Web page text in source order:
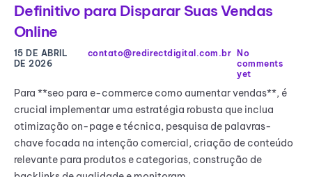
Definitivo para Disparar Suas Vendas
Online
15 DE ABRIL
DE 2026
contato@redirectdigital.com.br No
comments
yet
Para **seo para e-commerce como aumentar vendas**, é
crucial implementar uma estratégia robusta que inclua
otimização on-page e técnica, pesquisa de palavras-
chave focada na intenção comercial, criação de conteúdo
relevante para produtos e categorias, construção de